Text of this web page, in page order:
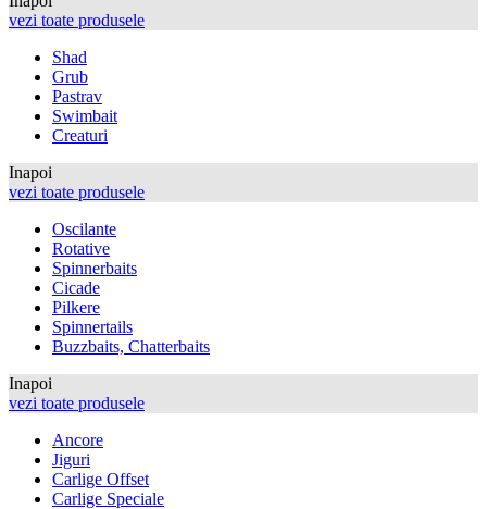
vezi toate produsele
Shad
Grub
Pastrav
Swimbait
Creaturi
Inapoi
vezi toate produsele
Oscilante
Rotative
Spinnerbaits
Cicade
Pilkere
Spinnertails
Buzzbaits, Chatterbaits
Inapoi
vezi toate produsele
Ancore
Jiguri
Carlige Offset
Carlige Speciale